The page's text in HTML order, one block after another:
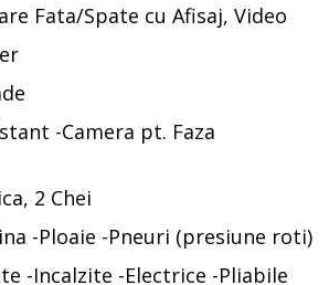
Fata/Spate cu Afisaj, Video
-Camera pt. Faza
2 Chei
-Ploaie -Pneuri (presiune roti)
-Incalzite -Electrice -Pliabile